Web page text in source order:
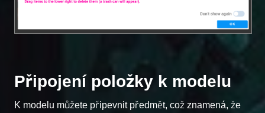
Připojení položky k modelu
K modelu můžete připevnit předmět, což znamená, že